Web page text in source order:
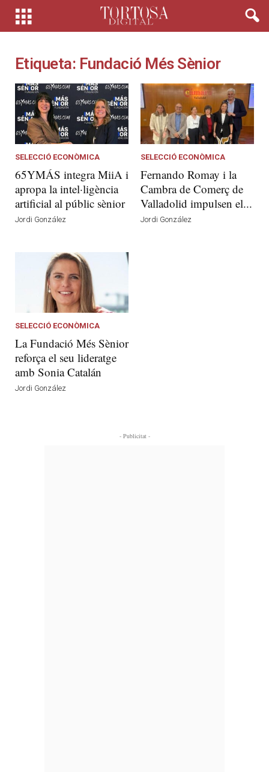
Etiqueta: Fundació Més Sènior
SELECCIÓ ECONÒMICA
65YMÁS integra MiiA i
apropa la intel·ligència
artificial al públic sènior
Jordi González
SELECCIÓ ECONÒMICA
Fernando Romay i la
Cambra de Comerç de
Valladolid impulsen el...
Jordi González
SELECCIÓ ECONÒMICA
La Fundació Més Sènior
reforça el seu lideratge
amb Sonia Catalán
Jordi González
- Publicitat -